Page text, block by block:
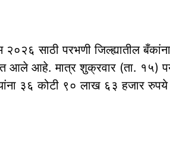
२०२६ साठी परभणी जिल्ह्यातील
आले आहे. मात्र शुक्रवार (ता. १५)
३६ कोटी ९० लाख ६३ हजार रुपये